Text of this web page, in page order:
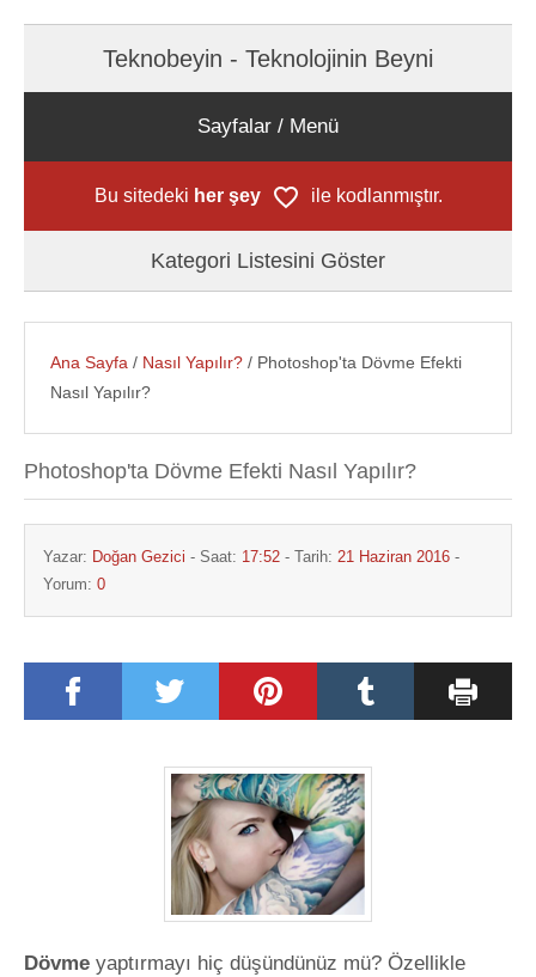
Teknobeyin - Teknolojinin Beyni
Sayfalar / Menü
Bu sitedeki her şey ile kodlanmıştır.
Kategori Listesini Göster
Ana Sayfa / Nasıl Yapılır? / Photoshop'ta Dövme Efekti
Nasıl Yapılır?
Photoshop'ta Dövme Efekti Nasıl Yapılır?
Yazar: Doğan Gezici - Saat: 17:52 - Tarih: 21 Haziran 2016 -
Yorum: 0
Dövme yaptırmayı hiç düşündünüz mü? Özellikle